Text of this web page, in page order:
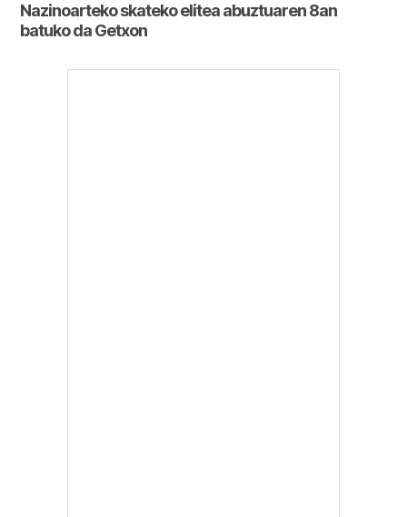
Nazinoarteko skateko elitea abuztuaren 8an
batuko da Getxon